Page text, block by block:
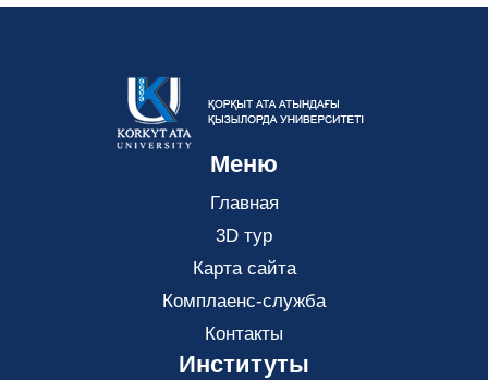
Меню
Главная
3D тур
Карта сайта
Комплаенс-служба
Контакты
Институты